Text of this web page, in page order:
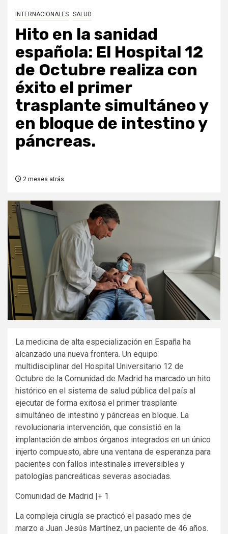
INTERNACIONALES SALUD
Hito en la sanidad
española: El Hospital 12
de Octubre realiza con
éxito el primer
trasplante simultáneo y
en bloque de intestino y
páncreas.
2 meses atrás
La medicina de alta especialización en España ha
alcanzado una nueva frontera. Un equipo
multidisciplinar del Hospital Universitario 12 de
Octubre de la Comunidad de Madrid ha marcado un hito
histórico en el sistema de salud pública del país al
ejecutar de forma exitosa el primer trasplante
simultáneo de intestino y páncreas en bloque. La
revolucionaria intervención, que consistió en la
implantación de ambos órganos integrados en un único
injerto compuesto, abre una ventana de esperanza para
pacientes con fallos intestinales irreversibles y
patologías pancreáticas severas asociadas.
Comunidad de Madrid |+ 1
La compleja cirugía se practicó el pasado mes de
marzo a Juan Jesús Martínez, un paciente de 46 años.